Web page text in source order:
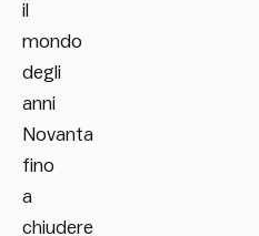
il
mondo
degli
anni
Novanta
fino
a
chiudere